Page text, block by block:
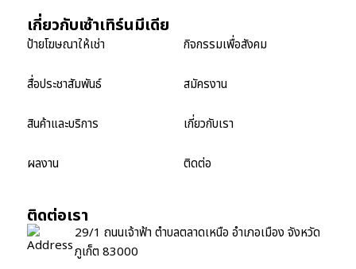
เกี่ยวกับเซ้าเทิร์นมีเดีย
ป้ายโฆษณาให้เช่า
สื่อประชาสัมพันธ์
สินค้าและบริการ
ผลงาน
กิจกรรมเพื่อสังคม
สมัครงาน
เกี่ยวกับเรา
ติดต่อ
ติดต่อเรา
29/1 ถนนเจ้าฟ้า ตำบลตลาดเหนือ อำเภอเมือง จังหวัด
ภูเก็ต 83000